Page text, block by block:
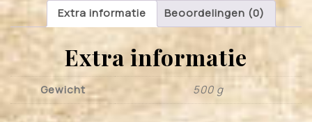
Extra informatie Beoordelingen (0)
Extra informatie
Gewicht 500 g